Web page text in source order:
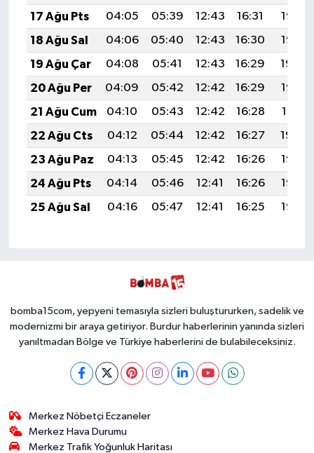
17 Ağu Pts
04:05 05:39 12:43 16:31
19:37
18 Ağu Sal
04:06 05:40 12:43 16:30
19:35
19 Ağu Çar
04:08 05:41 12:43 16:29
19:34
20 Ağu Per
04:09 05:42 12:42 16:29
19:32
21 Ağu Cum
04:10 05:43 12:42 16:28
19:31
22 Ağu Cts
04:12 05:44 12:42 16:27
19:29
23 Ağu Paz
04:13 05:45 12:42 16:26
19:28
24 Ağu Pts
04:14 05:46 12:41 16:26
19:26
25 Ağu Sal
04:16 05:47 12:41 16:25 19:25
bomba15com, yepyeni temasıyla sizleri buluştururken, sadelik ve
modernizmi bir araya getiriyor. Burdur haberlerinin yanında sizleri
yanıltmadan Bölge ve Türkiye haberlerini de bulabileceksiniz.
Merkez Nöbetçi Eczaneler
Merkez Hava Durumu
Merkez Trafik Yoğunluk Haritası